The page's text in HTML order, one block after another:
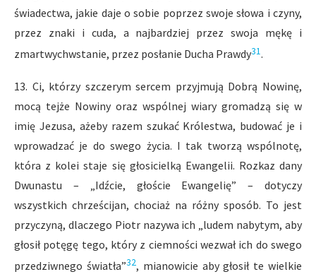
świadectwa, jakie daje o sobie poprzez swoje słowa i czyny,
przez znaki i cuda, a najbardziej przez swoja mękę i
zmartwychwstanie, przez posłanie Ducha Prawdy31.
13. Ci, którzy szczerym sercem przyjmują Dobrą Nowinę,
mocą tejże Nowiny oraz wspólnej wiary gromadzą się w
imię Jezusa, ażeby razem szukać Królestwa, budować je i
wprowadzać je do swego życia. I tak tworzą wspólnotę,
która z kolei staje się głosicielką Ewangelii. Rozkaz dany
Dwunastu – „Idźcie, głoście Ewangelię” – dotyczy
wszystkich chrześcijan, chociaż na różny sposób. To jest
przyczyną, dlaczego Piotr nazywa ich „ludem nabytym, aby
głosił potęgę tego, który z ciemności wezwał ich do swego
przedziwnego światła”32, mianowicie aby głosił te wielkie